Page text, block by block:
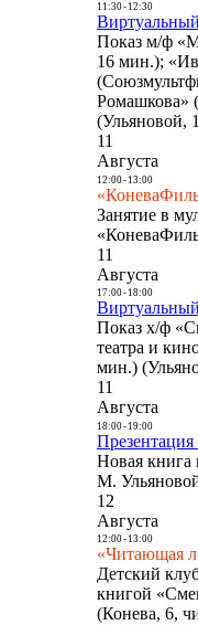
11:30- 12:30
Показ м/ф
16 мин.);
Ромашкова»
(Ульяновой,
11
Августа
12:00- 13:00
Занятие в
11
Августа
17:00- 18:00
Показ х/ф
театра и
мин.)
11
Августа
18:00- 19:00
Новая книга
М.
12
Августа
12:00- 13:00
«Читающая
Детский
книгой
(Конева, 6,